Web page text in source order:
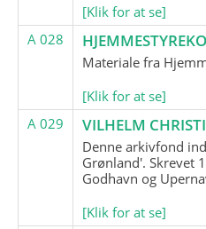
[Klik for at se]
A 028
Materiale fra
[Klik for at se]
A 029
VILHELM
Denne arkivfond
Grønland'. Skrevet
Godhavn og
[Klik for at se]